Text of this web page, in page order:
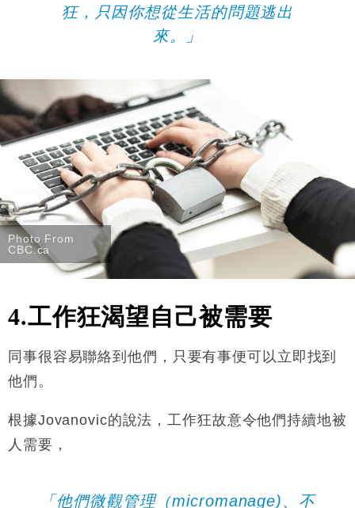
狂，只因你想從生活的問題逃出
來。」
Photo From
CBC.ca
4.工作狂渴望自己被需要
同事很容易聯絡到他們，只要有事便可以立即找到
他們。
根據Jovanovic的說法，工作狂故意令他們持續地被
人需要，
「他們微觀管理（micromanage)、不